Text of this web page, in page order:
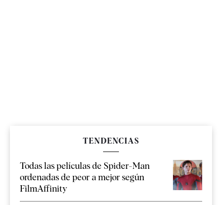
TENDENCIAS
Todas las películas de Spider-Man
ordenadas de peor a mejor según
FilmAffinity